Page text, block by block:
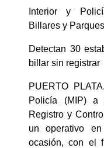
Interior y
Billares y
Detectan 30
billar sin registrar
PUERTO
Policía (MIP) a
Registro y
un operativo
ocasión, con el